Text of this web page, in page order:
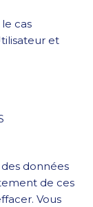
cas
et
données
de ces
Vous